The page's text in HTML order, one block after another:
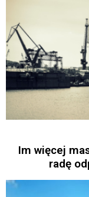
Im więcej
radę